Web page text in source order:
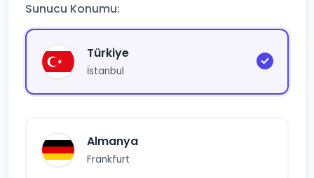
Sunucu Konumu:
Türkiye
İstanbul
Almanya
Frankfurt